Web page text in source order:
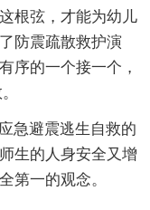
根弦，才能为幼儿
防震疏散救护演
序的一个接一个，
急避震逃生自救的
生的人身安全又增
第一的观念。